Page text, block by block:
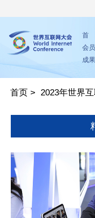
会
成
首页 > 2023年世界